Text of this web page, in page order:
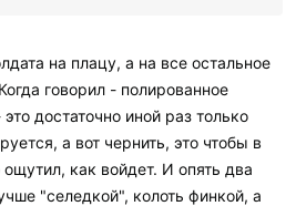
на плацу, а на все остальное
говорил - полированное
достаточно иной раз только
а вот чернить, это чтобы в
как войдет. И опять два
"селедкой", колоть финкой, а